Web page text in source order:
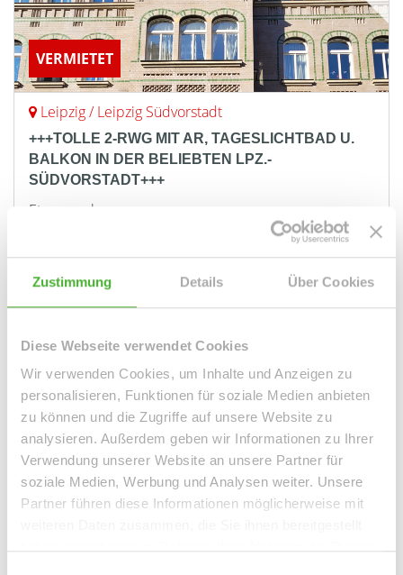
Zustimmung Details Über Cookies
Diese Webseite verwendet Cookies
Wir verwenden Cookies, um Inhalte und Anzeigen zu
personalisieren, Funktionen für soziale Medien anbieten
zu können und die Zugriffe auf unsere Website zu
analysieren. Außerdem geben wir Informationen zu Ihrer
Verwendung unserer Website an unsere Partner für
soziale Medien, Werbung und Analysen weiter. Unsere
Partner führen diese Informationen möglicherweise mit
VERMIETET
Leipzig / Leipzig Südvorstadt
+++TOLLE 2-RWG MIT AR, TAGESLICHTBAD U.
BALKON IN DER BELIEBTEN LPZ.-
SÜDVORSTADT+++
Etagenwohnung
VERMIETET
Leipzig / Leipzig Südvorstadt - Südvorstadt
+++TOLLE WG-GEEIGNETE 2-RWG MIT EBK UND
Etagenwohnung